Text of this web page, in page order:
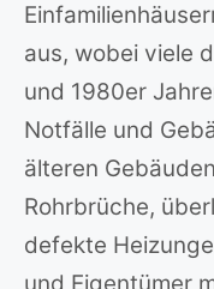
aus, wobei viele
und 1980er
Notfälle und
älteren
Rohrbrüche,
defekte